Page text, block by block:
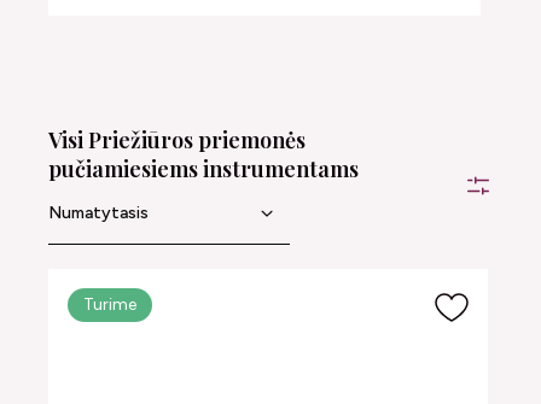
Visi Priežiūros priemonės
pučiamiesiems instrumentams
Turime